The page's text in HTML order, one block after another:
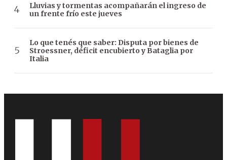
Lluvias y tormentas acompañarán el ingreso de
un frente frío este jueves
Lo que tenés que saber: Disputa por bienes de
Stroessner, déficit encubierto y Bataglia por
Italia